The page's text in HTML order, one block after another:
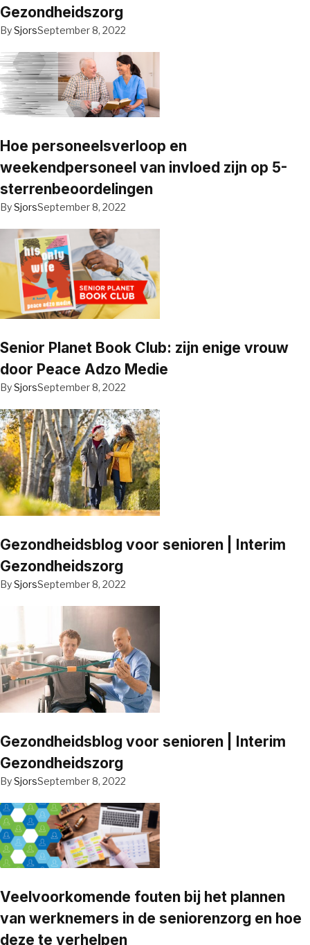
Gezondheidszorg
BySjorsSeptember 8, 2022
Hoe personeelsverloop en
weekendpersoneel van invloed zijn op 5-
sterrenbeoordelingen
BySjorsSeptember 8, 2022
Senior Planet Book Club: zijn enige vrouw
door Peace Adzo Medie
BySjorsSeptember 8, 2022
Gezondheidsblog voor senioren | Interim
Gezondheidszorg
BySjorsSeptember 8, 2022
Gezondheidsblog voor senioren | Interim
Gezondheidszorg
BySjorsSeptember 8, 2022
Veelvoorkomende fouten bij het plannen
van werknemers in de seniorenzorg en hoe
deze te verhelpen